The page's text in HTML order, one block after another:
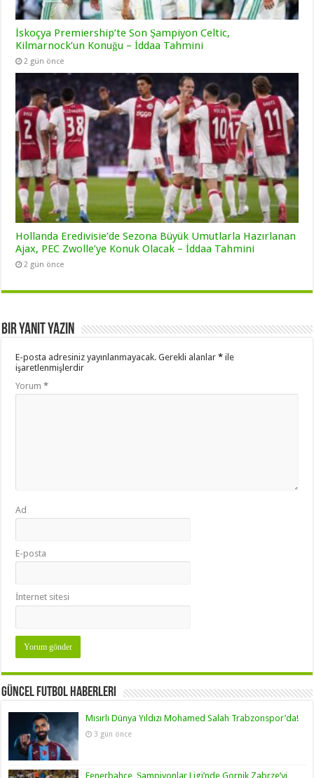
İskoçya Premiership’te Son Şampiyon Celtic,
Kilmarnock’un Konuğu – İddaa Tahmini
2 gün önce
Hollanda Eredivisie’de Sezona Büyük Umutlarla Hazırlanan
Ajax, PEC Zwolle’ye Konuk Olacak – İddaa Tahmini
2 gün önce
Bir yanıt yazın
E-posta adresiniz yayınlanmayacak. Gerekli alanlar* ile
işaretlenmişlerdir
Yorum*
Ad
E-posta
İnternet sitesi
Güncel Futbol Haberleri
Mısırlı Dünya Yıldızı Mohamed Salah Trabzonspor’da!
3 gün önce
Fenerbahçe, Şampiyonlar Ligi’nde Gornik Zabrze’yi